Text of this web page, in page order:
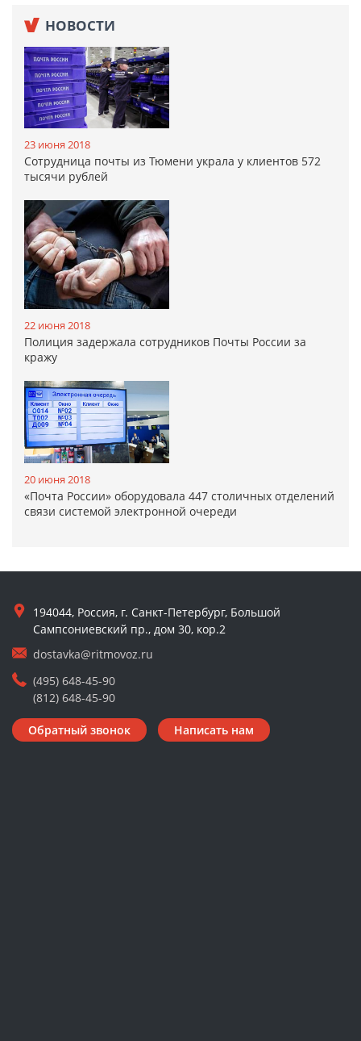
НОВОСТИ
23 июня 2018
Сотрудница почты из Тюмени украла у клиентов 572
тысячи рублей
22 июня 2018
Полиция задержала сотрудников Почты России за
кражу
20 июня 2018
«Почта России» оборудовала 447 столичных отделений
связи системой электронной очереди
194044, Россия, г. Санкт-Петербург, Большой
Сампсониевский пр., дом 30, кор.2
dostavka@ritmovoz.ru
(495) 648-45-90
(812) 648-45-90
Обратный звонок Написать нам